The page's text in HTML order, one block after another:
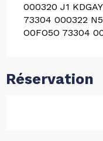
000320 J1
73304 000322
O0FO5O 73304
Réservation